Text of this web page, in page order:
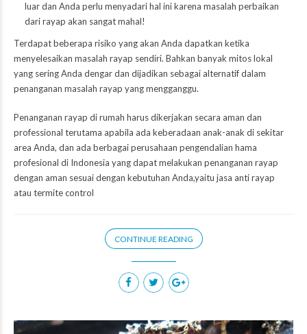
luar dan Anda perlu menyadari hal ini karena masalah perbaikan
dari rayap akan sangat mahal!
Terdapat beberapa risiko yang akan Anda dapatkan ketika
menyelesaikan masalah rayap sendiri. Bahkan banyak mitos lokal
yang sering Anda dengar dan dijadikan sebagai alternatif dalam
penanganan masalah rayap yang mengganggu.
Penanganan rayap di rumah harus dikerjakan secara aman dan
professional terutama apabila ada keberadaan anak-anak di sekitar
area Anda, dan ada berbagai perusahaan pengendalian hama
profesional di Indonesia yang dapat melakukan penanganan rayap
dengan aman sesuai dengan kebutuhan Anda,yaitu jasa anti rayap
atau termite control
CONTINUE READING